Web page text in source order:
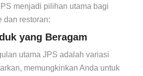
menjadi pilihan utama bagi
dan restoran:
yang Beragam
utama JPS adalah variasi
memungkinkan Anda untuk